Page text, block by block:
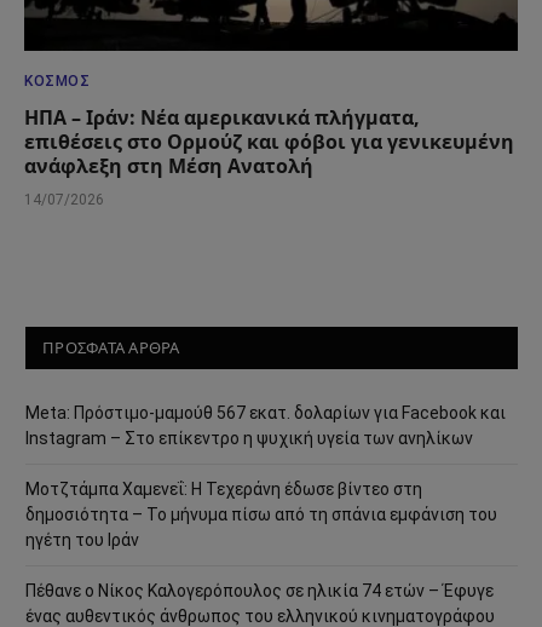
ΚΌΣΜΟΣ
ΗΠΑ – Ιράν: Νέα αμερικανικά πλήγματα,
επιθέσεις στο Ορμούζ και φόβοι για γενικευμένη
ανάφλεξη στη Μέση Ανατολή
14/07/2026
ΠΡΟΣΦΑΤΑ ΑΡΘΡΑ
Meta: Πρόστιμο-μαμούθ 567 εκατ. δολαρίων για Facebook και
Instagram – Στο επίκεντρο η ψυχική υγεία των ανηλίκων
Μοτζτάμπα Χαμενεΐ: Η Τεχεράνη έδωσε βίντεο στη
δημοσιότητα – Το μήνυμα πίσω από τη σπάνια εμφάνιση του
ηγέτη του Ιράν
Πέθανε ο Νίκος Καλογερόπουλος σε ηλικία 74 ετών – Έφυγε
ένας αυθεντικός άνθρωπος του ελληνικού κινηματογράφου